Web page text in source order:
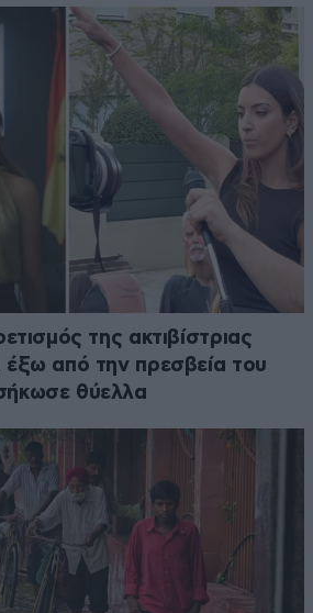
της ακτιβίστριας
έξω από την πρεσβεία του
θύελλα